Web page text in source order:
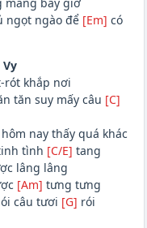
mang bây giờ
ngọt ngào để [Em] có
rót khắp nơi
tăn suy mấy câu [C]
nay thấy quá khác
tình [C/E] tang
lâng lâng
[Am] tưng tưng
câu tươi [G] rói